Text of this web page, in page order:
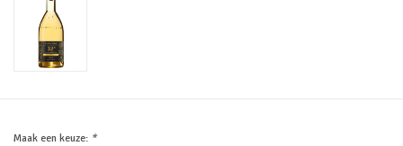
Maak een keuze: *